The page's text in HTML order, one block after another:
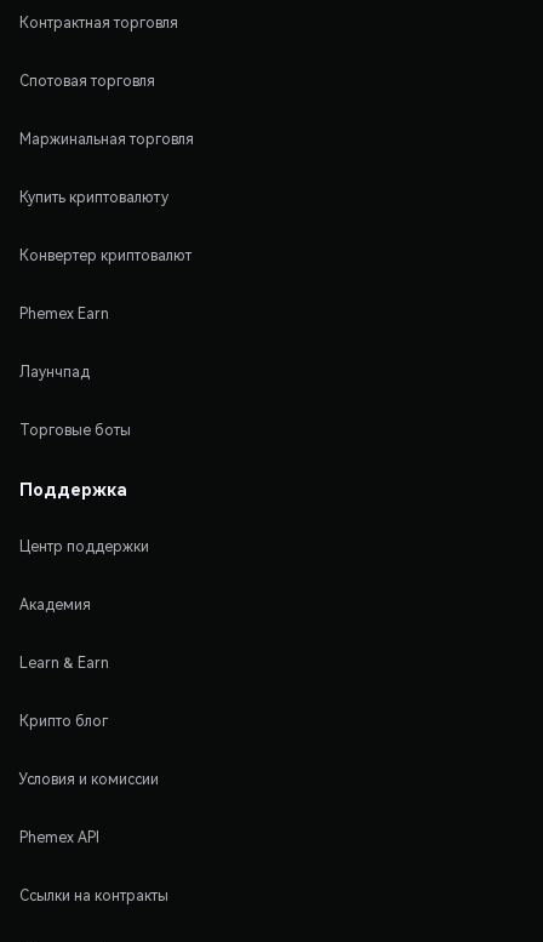
Контрактная торговля
Спотовая торговля
Маржинальная торговля
Купить криптовалюту
Конвертер криптовалют
Phemex Earn
Лаунчпад
Торговые боты
Поддержка
Центр поддержки
Академия
Learn & Earn
Крипто блог
Условия и комиссии
Phemex API
Ссылки на контракты